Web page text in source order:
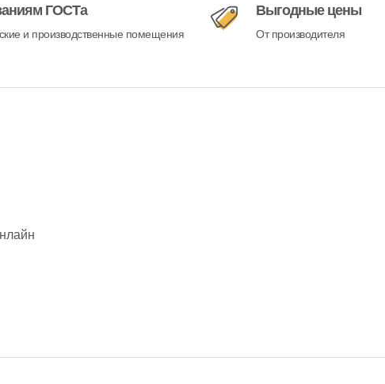
ГОСТа
и производственные помещения
Выгодные цены
От производителя